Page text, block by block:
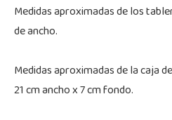
Medidas aproximadas de los
de ancho.
Medidas aproximadas de la caja
21 cm ancho x 7 cm fondo.